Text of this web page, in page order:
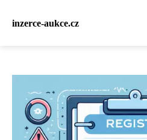
inzerce-aukce.cz